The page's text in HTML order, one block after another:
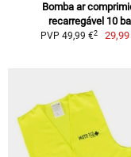
Bomba ar
recarregável 10
PVP 49,99 €2